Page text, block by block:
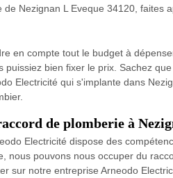
Nezignan L Eveque 34120, faites
en compte tout le budget à
bien fixer le prix. Sachez
Electricité qui s'implante dans
de plomberie à
Electricité dispose des
pouvons nous occuper du
sur notre entreprise Arneodo